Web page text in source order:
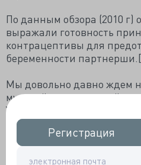
Регистрация
Регистрация
По данным обзора (2010 г)
выражали готовность
контрацептивы для
беременности
Мы довольно давно ждем
мужской гормональной
Утешительных пока нет.
Клинические испытания
контрацептива начались
(планируется около 4-х